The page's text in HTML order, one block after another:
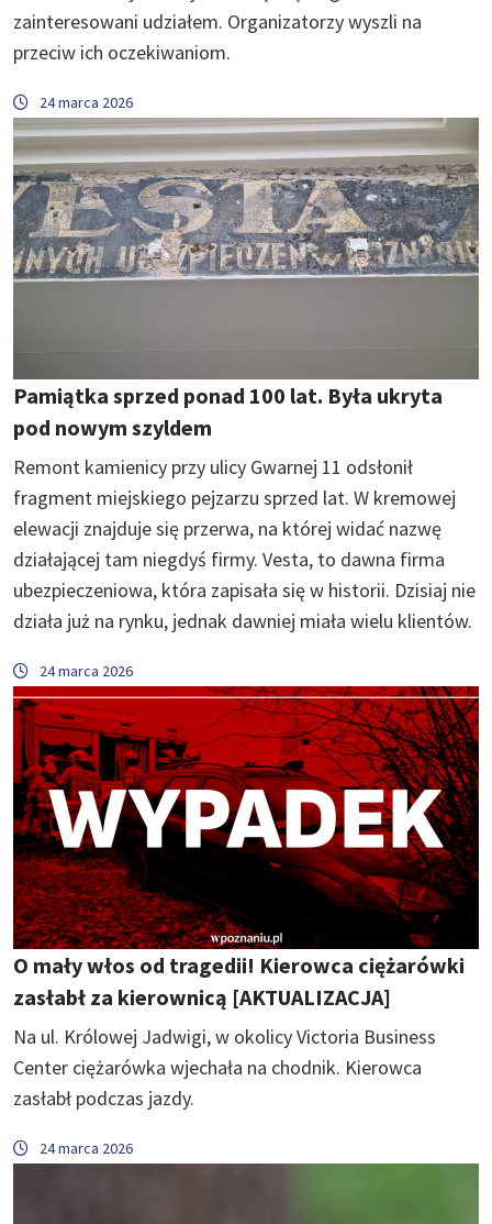
zainteresowani udziałem. Organizatorzy wyszli na
przeciw ich oczekiwaniom.
24 marca 2026
Pamiątka sprzed ponad 100 lat. Była ukryta
pod nowym szyldem
Remont kamienicy przy ulicy Gwarnej 11 odsłonił
fragment miejskiego pejzarzu sprzed lat. W kremowej
elewacji znajduje się przerwa, na której widać nazwę
działającej tam niegdyś firmy. Vesta, to dawna firma
ubezpieczeniowa, która zapisała się w historii. Dzisiaj nie
działa już na rynku, jednak dawniej miała wielu klientów.
24 marca 2026
O mały włos od tragedii! Kierowca ciężarówki
zasłabł za kierownicą [AKTUALIZACJA]
Na ul. Królowej Jadwigi, w okolicy Victoria Business
Center ciężarówka wjechała na chodnik. Kierowca
zasłabł podczas jazdy.
24 marca 2026